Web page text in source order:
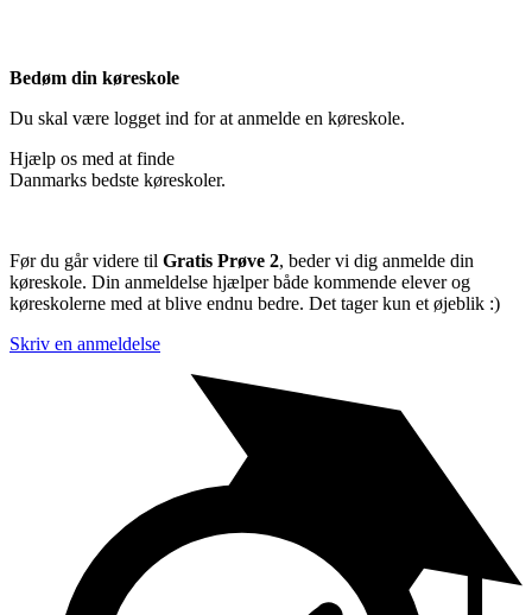
Bedøm din køreskole
Du skal være logget ind for at anmelde en køreskole.
Hjælp os med at finde
Danmarks bedste køreskoler.
Før du går videre til Gratis Prøve 2, beder vi dig anmelde din
køreskole. Din anmeldelse hjælper både kommende elever og
køreskolerne med at blive endnu bedre. Det tager kun et øjeblik :)
Skriv en anmeldelse